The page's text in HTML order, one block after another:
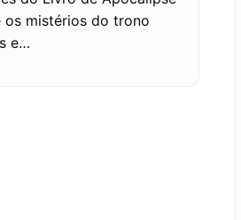
os mistérios do trono
e…